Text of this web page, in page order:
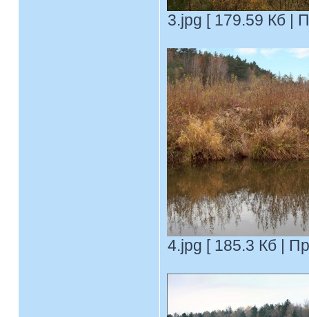
3.jpg [ 179.59 Кб |
4.jpg [ 185.3 Кб |